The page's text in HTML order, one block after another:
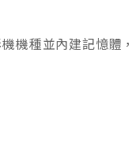
機種並內建記憶體